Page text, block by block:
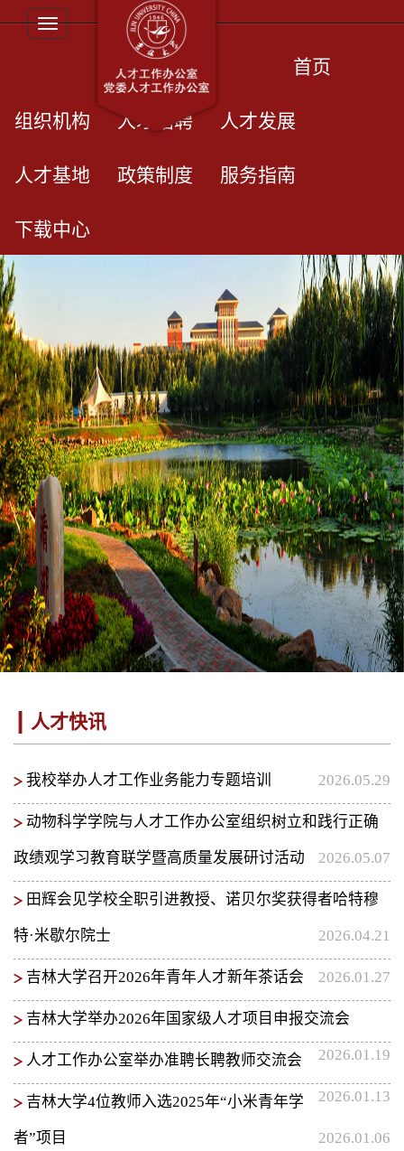
Toggle navigation
首页
组织机构 人才招聘 人才发展
人才基地 政策制度 服务指南
下载中心
人才快讯
我校举办人才工作业务能力专题培训 2026.05.29
动物科学学院与人才工作办公室组织树立和践行正确
政绩观学习教育联学暨高质量发展研讨活动 2026.05.07
田辉会见学校全职引进教授、诺贝尔奖获得者哈特穆
特·米歇尔院士 2026.04.21
吉林大学召开2026年青年人才新年茶话会 2026.01.27
吉林大学举办2026年国家级人才项目申报交流会
2026.01.19
人才工作办公室举办准聘长聘教师交流会
2026.01.13
吉林大学4位教师入选2025年“小米青年学
者”项目 2026.01.06